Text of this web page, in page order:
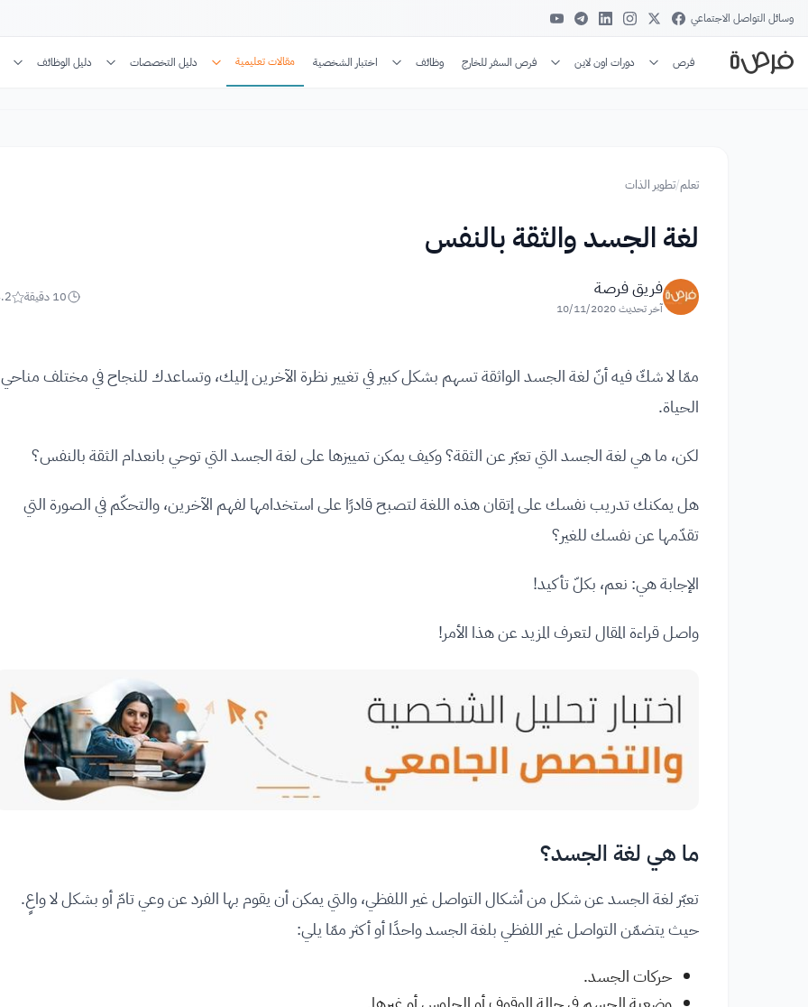
وسائل التواصل الاجتماعي
فرص دورات اون لاين فرص السفر للخارج وظائف اختبار الشخصية مقالات تعليمية دليل التخصصات دليل الوظائف
تعلم/تطوير الذات
لغة الجسد والثقة بالنفس
فريق فرصة
آخر تحديث10/11/2020
10 دقيقة
ممّا لا شكّ فيه أنّ لغة الجسد الواثقة تسهم بشكل كبير في تغيير نظرة الآخرين إليك، وتساعدك للنجاح في مختلف مناحي
الحياة.
لكن، ما هي لغة الجسد التي تعبّر عن الثقة؟ وكيف يمكن تمييزها على لغة الجسد التي توحي بانعدام الثقة بالنفس؟
هل يمكنك تدريب نفسك على إتقان هذه اللغة لتصبح قادرًا على استخدامها لفهم الآخرين، والتحكّم في الصورة التي
تقدّمها عن نفسك للغير؟
الإجابة هي: نعم، بكلّ تأكيد!
واصل قراءة المقال لتعرف المزيد عن هذا الأمر!
ما هي لغة الجسد؟
تعبّر لغة الجسد عن شكل من أشكال التواصل غير اللفظي، والتي يمكن أن يقوم بها الفرد عن وعي تامّ أو بشكل لا واعٍ.
حيث يتضمّن التواصل غير اللفظي بلغة الجسد واحدًا أو أكثر ممّا يلي:
حركات الجسد.